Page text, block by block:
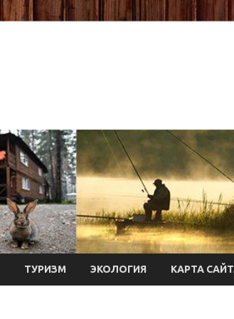
ТУРИЗМ ЭКОЛОГИЯ КАРТА